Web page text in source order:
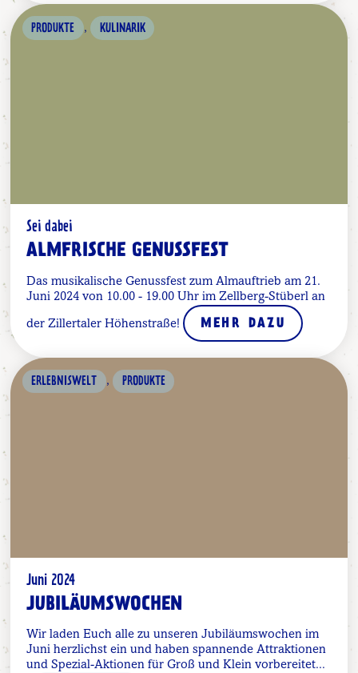
PRODUKTE , KULINARIK
Sei dabei
ALMFRISCHE GENUSSFEST
Das musikalische Genussfest zum Almauftrieb am 21.
Juni 2024 von 10.00 - 19.00 Uhr im Zellberg-Stüberl an
der Zillertaler Höhenstraße! MEHR DAZU
ERLEBNISWELT , PRODUKTE
Juni 2024
JUBILÄUMSWOCHEN
Wir laden Euch alle zu unseren Jubiläumswochen im
Juni herzlichst ein und haben spannende Attraktionen
und Spezial-Aktionen für Groß und Klein vorbereitet...